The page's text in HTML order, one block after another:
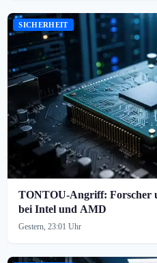
SICHERHEIT
TONTOU-Angriff: Forscher
bei Intel und AMD
Gestern, 23:01 Uhr